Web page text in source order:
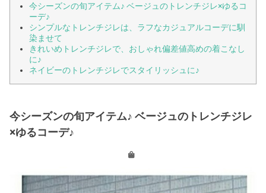
今シーズンの旬アイテム♪ ベージュのトレンチジレ×ゆるコ
ーデ♪
シンプルなトレンチジレは、ラフなカジュアルコーデに馴
染ませて
きれいめトレンチジレで、おしゃれ偏差値高めの着こなし
に♪
ネイビーのトレンチジレでスタイリッシュに♪
今シーズンの旬アイテム♪ ベージュのトレンチジレ
×ゆるコーデ♪